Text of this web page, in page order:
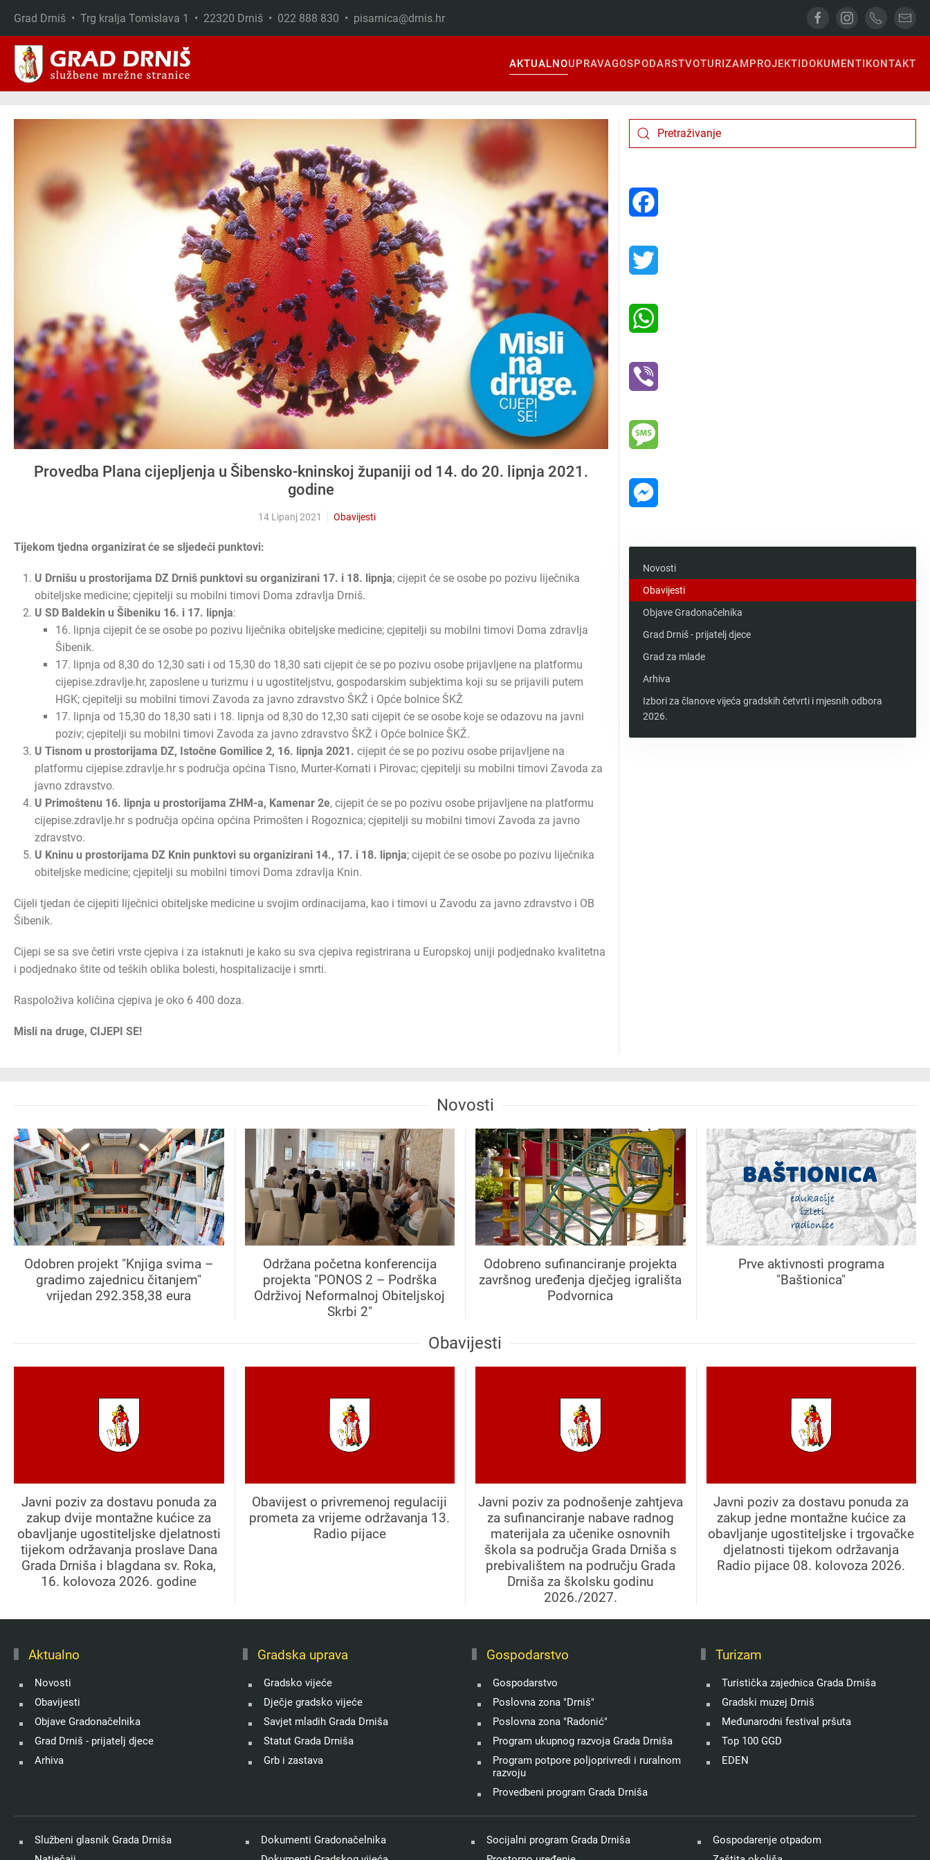
Skip to main content
Grad Drniš • Trg kralja Tomislava 1 • 22320 Drniš • 022 888 830 • pisarnica@drnis.hr
AKTUALNOUPRAVAGOSPODARSTVOTURIZAMPROJEKTIDOKUMENTIKONTAKT
Provedba Plana cijepljenja u Šibensko-kninskoj županiji od 14. do 20. lipnja 2021.
godine
14 Lipanj 2021 Obavijesti
Tijekom tjedna organizirat će se sljedeći punktovi:
U Drnišu u prostorijama DZ Drniš punktovi su organizirani 17. i 18. lipnja; cijepit će se osobe po pozivu liječnika
obiteljske medicine; cjepitelji su mobilni timovi Doma zdravlja Drniš.
U SD Baldekin u Šibeniku 16. i 17. lipnja:
16. lipnja cijepit će se osobe po pozivu liječnika obiteljske medicine; cjepitelji su mobilni timovi Doma zdravlja
Šibenik.
17. lipnja od 8,30 do 12,30 sati i od 15,30 do 18,30 sati cijepit će se po pozivu osobe prijavljene na platformu
cijepise.zdravlje.hr, zaposlene u turizmu i u ugostiteljstvu, gospodarskim subjektima koji su se prijavili putem
HGK; cjepitelji su mobilni timovi Zavoda za javno zdravstvo ŠKŽ i Opće bolnice ŠKŽ
17. lipnja od 15,30 do 18,30 sati i 18. lipnja od 8,30 do 12,30 sati cijepit će se osobe koje se odazovu na javni
poziv; cjepitelji su mobilni timovi Zavoda za javno zdravstvo ŠKŽ i Opće bolnice ŠKŽ.
U Tisnom u prostorijama DZ, Istočne Gomilice 2, 16. lipnja 2021. cijepit će se po pozivu osobe prijavljene na
platformu cijepise.zdravlje.hr s područja općina Tisno, Murter-Kornati i Pirovac; cjepitelji su mobilni timovi Zavoda za
javno zdravstvo.
U Primoštenu 16. lipnja u prostorijama ZHM-a, Kamenar 2e, cijepit će se po pozivu osobe prijavljene na platformu
cijepise.zdravlje.hr s područja općina općina Primošten i Rogoznica; cjepitelji su mobilni timovi Zavoda za javno
zdravstvo.
U Kninu u prostorijama DZ Knin punktovi su organizirani 14., 17. i 18. lipnja; cijepit će se osobe po pozivu liječnika
obiteljske medicine; cjepitelji su mobilni timovi Doma zdravlja Knin.
Cijeli tjedan će cijepiti liječnici obiteljske medicine u svojim ordinacijama, kao i timovi u Zavodu za javno zdravstvo i OB
Šibenik.
Cijepi se sa sve četiri vrste cjepiva i za istaknuti je kako su sva cjepiva registrirana u Europskoj uniji podjednako kvalitetna
i podjednako štite od teških oblika bolesti, hospitalizacije i smrti.
Raspoloživa količina cjepiva je oko 6 400 doza.
Misli na druge, CIJEPI SE!
Novosti
Obavijesti
Objave Gradonačelnika
Grad Drniš - prijatelj djece
Grad za mlade
Arhiva
Izbori za članove vijeća gradskih četvrti i mjesnih odbora
2026.
Novosti
Odobren projekt "Knjiga svima –
gradimo zajednicu čitanjem"
vrijedan 292.358,38 eura
Održana početna konferencija
projekta "PONOS 2 – Podrška
Održivoj Neformalnoj Obiteljskoj
Skrbi 2"
Odobreno sufinanciranje projekta
završnog uređenja dječjeg igrališta
Podvornica
Prve aktivnosti programa
"Baštionica"
Obavijesti
Javni poziv za dostavu ponuda za
zakup dvije montažne kućice za
obavljanje ugostiteljske djelatnosti
tijekom održavanja proslave Dana
Grada Drniša i blagdana sv. Roka,
16. kolovoza 2026. godine
Obavijest o privremenoj regulaciji
prometa za vrijeme održavanja 13.
Radio pijace
Javni poziv za podnošenje zahtjeva
za sufinanciranje nabave radnog
materijala za učenike osnovnih
škola sa područja Grada Drniša s
prebivalištem na području Grada
Drniša za školsku godinu
2026./2027.
Javni poziv za dostavu ponuda za
zakup jedne montažne kućice za
obavljanje ugostiteljske i trgovačke
djelatnosti tijekom održavanja
Radio pijace 08. kolovoza 2026.
Aktualno
Novosti
Obavijesti
Objave Gradonačelnika
Grad Drniš - prijatelj djece
Arhiva
Gradska uprava
Gradsko vijeće
Dječje gradsko vijeće
Savjet mladih Grada Drniša
Statut Grada Drniša
Grb i zastava
Gospodarstvo
Gospodarstvo
Poslovna zona "Drniš"
Poslovna zona "Radonić"
Program ukupnog razvoja Grada Drniša
Program potpore poljoprivredi i ruralnom
razvoju
Provedbeni program Grada Drniša
Turizam
Turistička zajednica Grada Drniša
Gradski muzej Drniš
Međunarodni festival pršuta
Top 100 GGD
EDEN
Službeni glasnik Grada Drniša
Dokumenti Gradonačelnika
Socijalni program Grada Drniša
Gospodarenje otpadom